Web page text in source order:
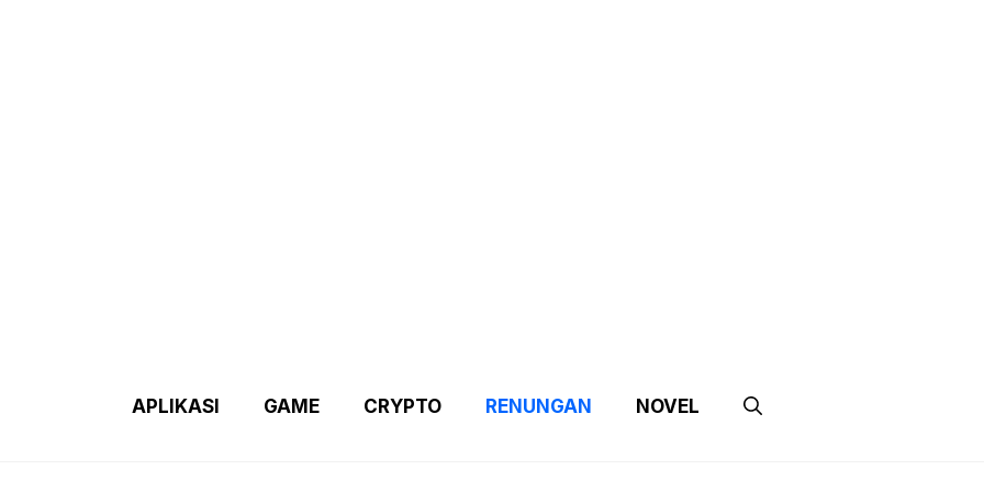
APLIKASI GAME CRYPTO RENUNGAN NOVEL